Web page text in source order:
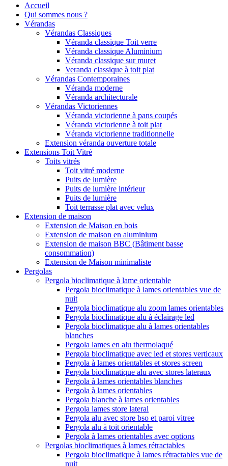
Accueil
Qui sommes nous ?
Vérandas
Vérandas Classiques
Véranda classique Toit verre
Véranda classique Aluminium
Véranda classique sur muret
Veranda classique à toit plat
Vérandas Contemporaines
Véranda moderne
Véranda architecturale
Vérandas Victoriennes
Véranda victorienne à pans coupés
Véranda victorienne à toit plat
Véranda victorienne traditionnelle
Extension véranda ouverture totale
Extensions Toit Vitré
Toits vitrés
Toit vitré moderne
Puits de lumière
Puits de lumière intérieur
Puits de lumière
Toit terrasse plat avec velux
Extension de maison
Extension de Maison en bois
Extension de maison en aluminium
Extension de maison BBC (Bâtiment basse
consommation)
Extension de Maison minimaliste
Pergolas
Pergola bioclimatique à lame orientable
Pergola bioclimatique à lames orientables vue de
nuit
Pergola bioclimatique alu zoom lames orientables
Pergola bioclimatique alu à éclairage led
Pergola bioclimatique alu à lames orientables
blanches
Pergola lames en alu thermolaqué
Pergola bioclimatique avec led et stores verticaux
Pergola à lames orientables et stores screen
Pergola bioclimatique alu avec stores lateraux
Pergola à lames orientables blanches
Pergola à lames orientables
Pergola blanche à lames orientables
Pergola lames store lateral
Pergola alu avec store bso et paroi vitree
Pergola alu à toit orientable
Pergola à lames orientables avec options
Pergolas bioclimatiques à lames rétractables
Pergola bioclimatique à lames rétractables vue de
nuit